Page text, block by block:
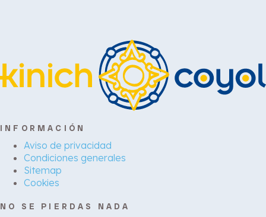
INFORMACIÓN
Aviso de privacidad
Condiciones generales
Sitemap
Cookies
NO SE PIERDAS NADA